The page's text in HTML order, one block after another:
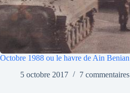
Octobre 1988 ou le havre de Ain Benian
5 octobre 2017
7 commentaires